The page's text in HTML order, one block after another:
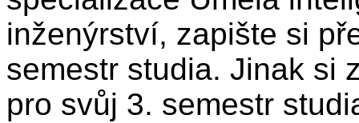
inženýrství, zapište si
semestr studia. Jinak si
pro svůj 3. semestr